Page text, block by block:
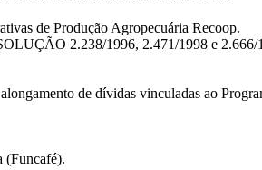
de Produção Agropecuária Recoop.
2.238/1996, 2.471/1998 e 2.666/
de dívidas vinculadas ao
(Funcafé).